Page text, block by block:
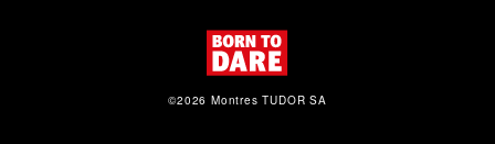
©2026 Montres TUDOR SA